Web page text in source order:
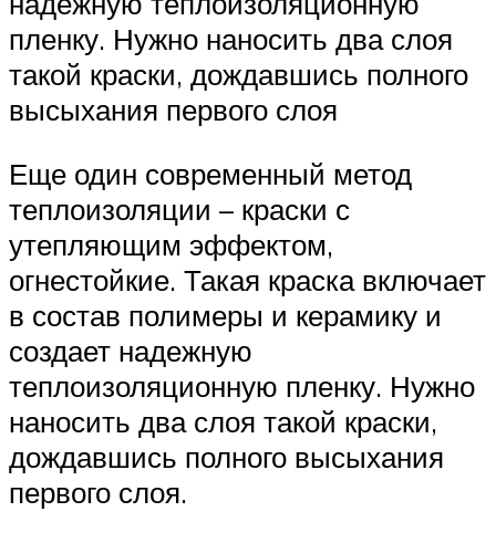
пленку. Нужно наносить два слоя
такой краски, дождавшись полного
высыхания первого слоя
Еще один современный метод
теплоизоляции – краски с
утепляющим эффектом,
огнестойкие. Такая краска включает
в состав полимеры и керамику и
создает надежную
теплоизоляционную пленку. Нужно
наносить два слоя такой краски,
дождавшись полного высыхания
первого слоя.